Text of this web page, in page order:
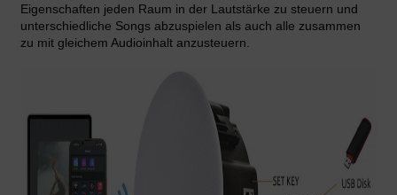
Eigenschaften jeden Raum in der Lautstärke zu steuern und
unterschiedliche Songs abzuspielen als auch alle zusammen
zu mit gleichem Audioinhalt anzusteuern.